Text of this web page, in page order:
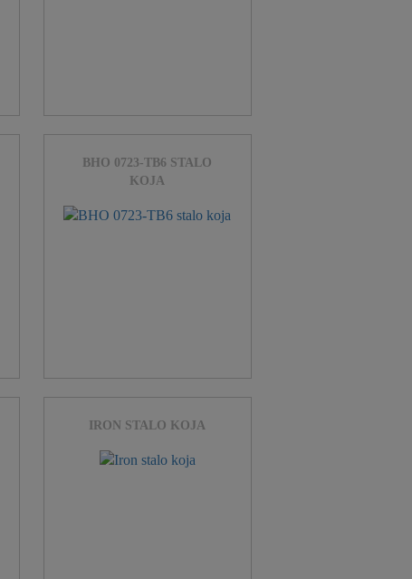
BHO 0723-TB6 STALO
KOJA
IRON STALO KOJA